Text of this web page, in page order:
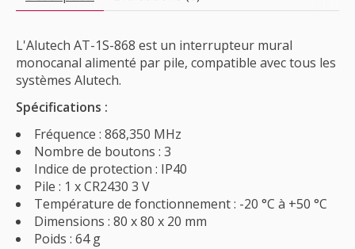
L'Alutech AT-1S-868 est un interrupteur mural
monocanal alimenté par pile, compatible avec tous les
systèmes Alutech.
Spécifications :
Fréquence : 868,350 MHz
Nombre de boutons : 3
Indice de protection : IP40
Pile : 1 x CR2430 3 V
Température de fonctionnement : -20 °C à +50 °C
Dimensions : 80 x 80 x 20 mm
Poids : 64 g